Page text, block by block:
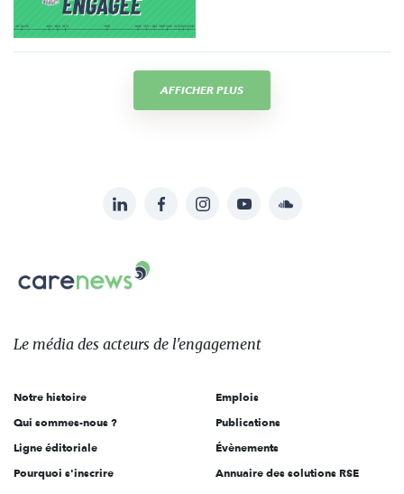
AFFICHER PLUS
sur:
LinkedInFacebookInstagramYouTubeSoundcloud
Carenews,
Le
des
l'engagement
Le média des acteurs de l'engagement
Notre histoire
Qui sommes-nous ?
Ligne éditoriale
Pourquoi s'inscrire
Emplois
Publications
Évènements
Annuaire des solutions RSE